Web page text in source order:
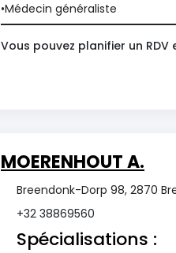
Médecin généraliste
Vous pouvez planifier un
MOERENHOUT A.
Breendonk-Dorp 98, 2870
+32 38869560
Spécialisations :